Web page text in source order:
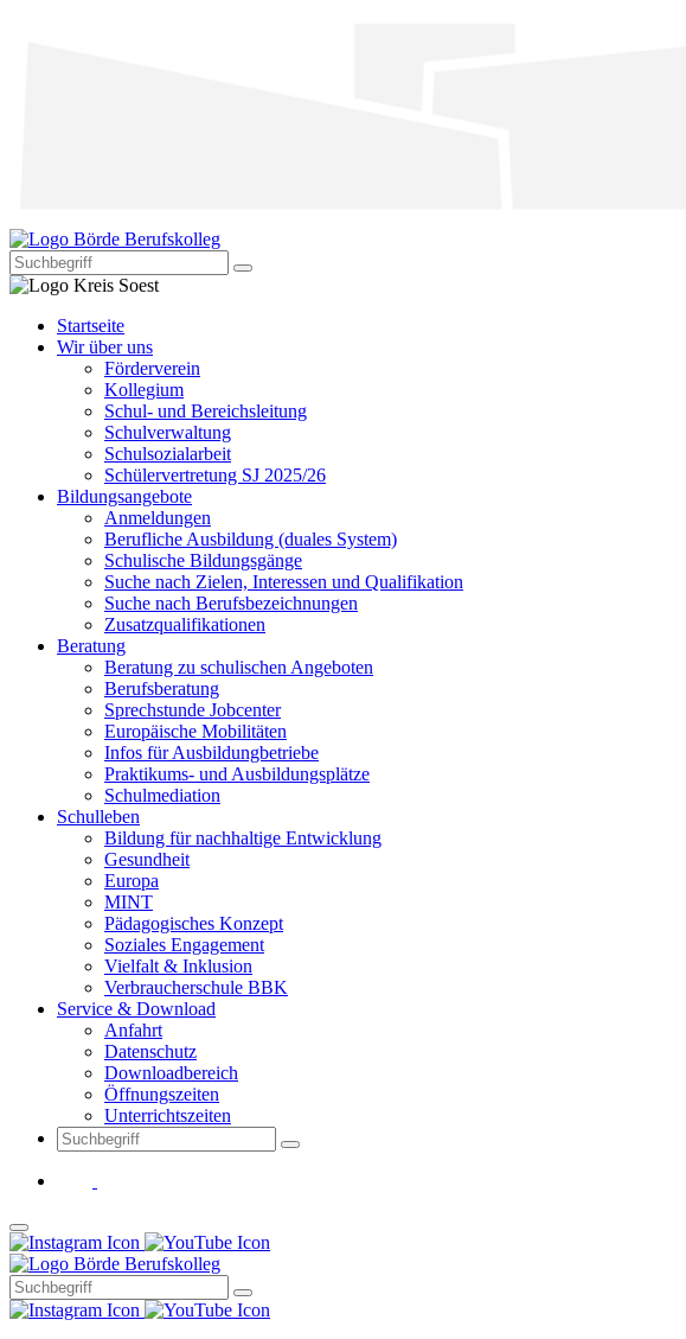
Startseite
Wir über uns
Förderverein
Kollegium
Schul- und Bereichsleitung
Schulverwaltung
Schulsozialarbeit
Schülervertretung SJ 2025/26
Bildungsangebote
Anmeldungen
Berufliche Ausbildung (duales System)
Schulische Bildungsgänge
Suche nach Zielen, Interessen und Qualifikation
Suche nach Berufsbezeichnungen
Zusatzqualifikationen
Beratung
Beratung zu schulischen Angeboten
Berufsberatung
Sprechstunde Jobcenter
Europäische Mobilitäten
Infos für Ausbildungbetriebe
Praktikums- und Ausbildungsplätze
Schulmediation
Schulleben
Bildung für nachhaltige Entwicklung
Gesundheit
Europa
MINT
Pädagogisches Konzept
Soziales Engagement
Vielfalt & Inklusion
Verbraucherschule BBK
Service & Download
Anfahrt
Datenschutz
Downloadbereich
Öffnungszeiten
Unterrichtszeiten